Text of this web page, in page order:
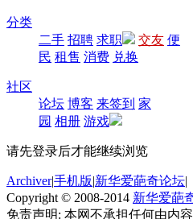
分类
二手 招聘 求职 交友 便
民 租售 消费 兑换
社区
论坛 博客 来签到 家
园 相册 游戏
请先登录后才能继续浏览
Archiver|手机版|新华爱葩奇论坛|
Copyright © 2008-2014 新华爱葩
免责声明: 本网不承担任何由内